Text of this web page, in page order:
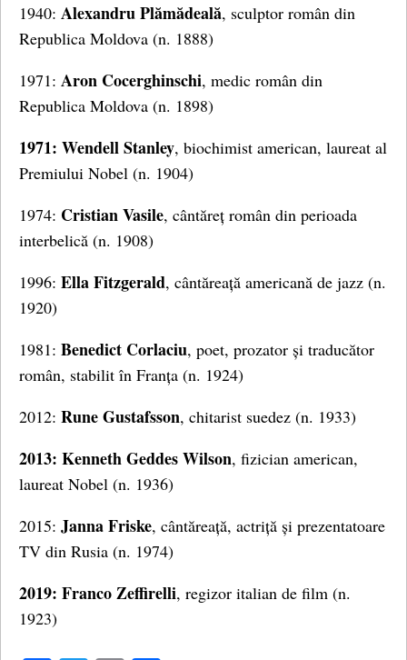
1940: Alexandru Plămădeală, sculptor român din
Republica Moldova (n. 1888)
1971: Aron Cocerghinschi, medic român din
Republica Moldova (n. 1898)
1971: Wendell Stanley, biochimist american, laureat al
Premiului Nobel (n. 1904)
1974: Cristian Vasile, cântăreț român din perioada
interbelică (n. 1908)
1996: Ella Fitzgerald, cântăreață americană de jazz (n.
1920)
1981: Benedict Corlaciu, poet, prozator și traducător
român, stabilit în Franța (n. 1924)
2012: Rune Gustafsson, chitarist suedez (n. 1933)
2013: Kenneth Geddes Wilson, fizician american,
laureat Nobel (n. 1936)
2015: Janna Friske, cântăreață, actriță și prezentatoare
TV din Rusia (n. 1974)
2019: Franco Zeffirelli, regizor italian de film (n.
1923)